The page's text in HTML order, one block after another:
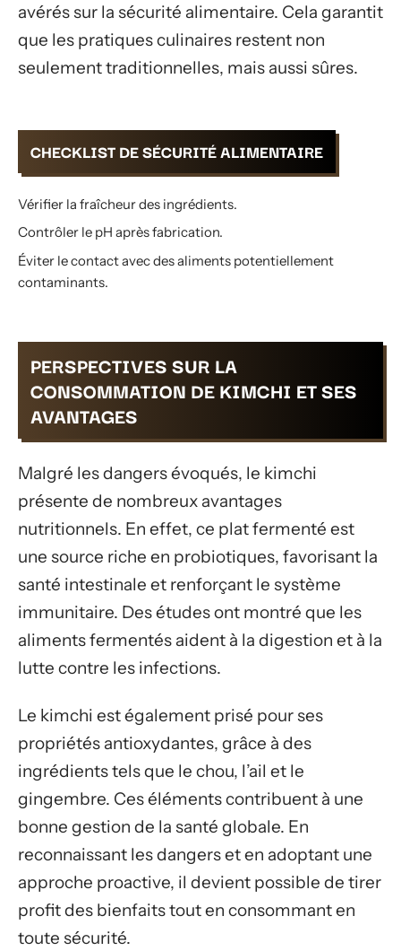
avérés sur la sécurité alimentaire. Cela garantit
que les pratiques culinaires restent non
seulement traditionnelles, mais aussi sûres.
CHECKLIST DE SÉCURITÉ ALIMENTAIRE
Vérifier la fraîcheur des ingrédients.
Contrôler le pH après fabrication.
Éviter le contact avec des aliments potentiellement
contaminants.
PERSPECTIVES SUR LA
CONSOMMATION DE KIMCHI ET SES
AVANTAGES
Malgré les dangers évoqués, le kimchi
présente de nombreux avantages
nutritionnels. En effet, ce plat fermenté est
une source riche en probiotiques, favorisant la
santé intestinale et renforçant le système
immunitaire. Des études ont montré que les
aliments fermentés aident à la digestion et à la
lutte contre les infections.
Le kimchi est également prisé pour ses
propriétés antioxydantes, grâce à des
ingrédients tels que le chou, l’ail et le
gingembre. Ces éléments contribuent à une
bonne gestion de la santé globale. En
reconnaissant les dangers et en adoptant une
approche proactive, il devient possible de tirer
profit des bienfaits tout en consommant en
toute sécurité.